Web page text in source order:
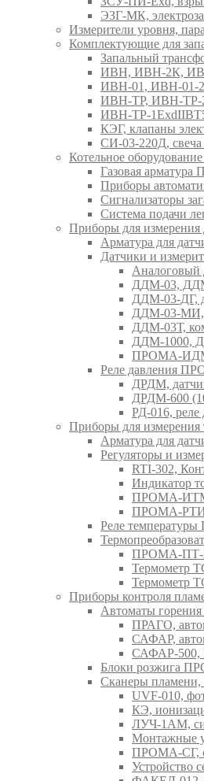
ЭЗГ-МК,
Измерители уровня,
Комплектующие для
Запальный
ИВН, ИВН-2К,
ИВН-01, ИВН-01-
ИВН-ТР, ИВН-ТР-
ИВН-ТР-
КЭГ, клапаны
СИ-03-220Д,
Котельное
Газовая
Приборы
Сигнализаторы
Система подачи
Приборы для
Арматура для
Датчики и
ДДМ-03,
ДДМ-03-ДГ,
ДДМ-03-МИ,
ДДМ-03Т,
ДДМ-1000,
ПРОМА-ИДМ-
Реле давления
ДРДМ,
ДРДМ-600
РД-016,
Приборы для
Арматура для
Регуляторы и
RTI-302,
Индикатор
ПРОМА-ИТМ;
ПРОМА-РТИ-
Реле
ПРОМА-ПТ-
Термометр
Термометр
Приборы контроля
Автоматы
ПРАГО,
САФАР,
САФАР-500,
Блоки розжига
Сканеры
UVF-010,
КЭ,
ЛУЧ-1АМ,
Монтажные
ПРОМА-СГ,
Устройство